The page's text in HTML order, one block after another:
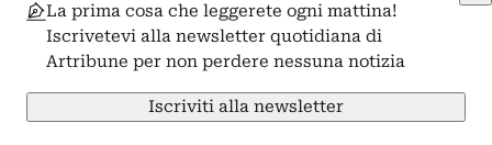
© 2011-2026 ARTRIBUNE srl – Corso Vittorio Emanuele II, 287 –
00186 Roma - P.I. 11381581005
Privacy: Responsabile della protezione dei dati personali
ARTRIBUNE srl – Corso Vittorio Emanuele II, 287 – 00186 Roma
Termini e condizioniPrivacy PolicyCookie PolicyCredits
La prima cosa che leggerete ogni mattina!
Iscrivetevi alla newsletter quotidiana di
Artribune per non perdere nessuna notizia
Iscriviti alla newsletter